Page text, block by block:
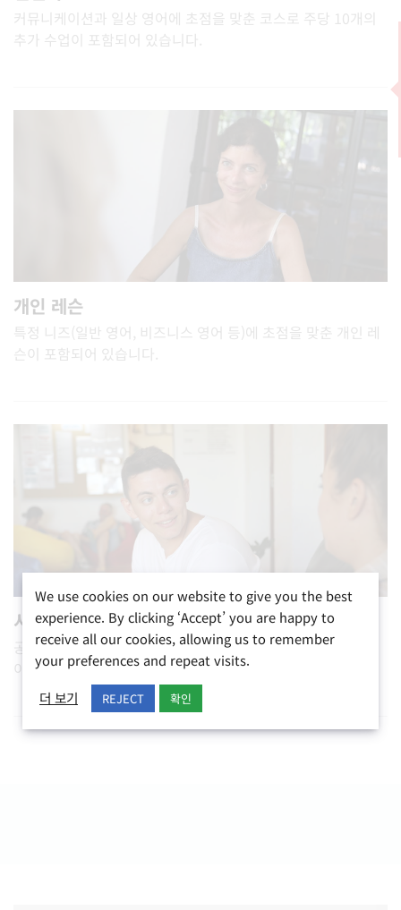
커뮤니케이션과 일상 영어에 초점을 맞춘 코스로 주당 10개의
추가 수업이 포함되어 있습니다.
개인 레슨
특정 니즈(일반 영어, 비즈니스 영어 등)에 초점을 맞춘 개인 레
슨이 포함되어 있습니다.
시험 준비 과정
공식 시험 자격증을 취득하기 위해 학문 기술을 개발하는 그룹
이나 개별 코스가 포함되어 있습니다.
We use cookies on our website to give you the best
experience. By clicking ‘Accept’ you are happy to
receive all our cookies, allowing us to remember
your preferences and repeat visits.
더 보기 REJECT 확인